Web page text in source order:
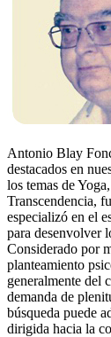
Antonio Blay
destacados en
los temas de
Transcendencia,
especializó en el
para desenvolver
Considerado por
planteamiento
generalmente del
demanda de
búsqueda puede
dirigida hacia la